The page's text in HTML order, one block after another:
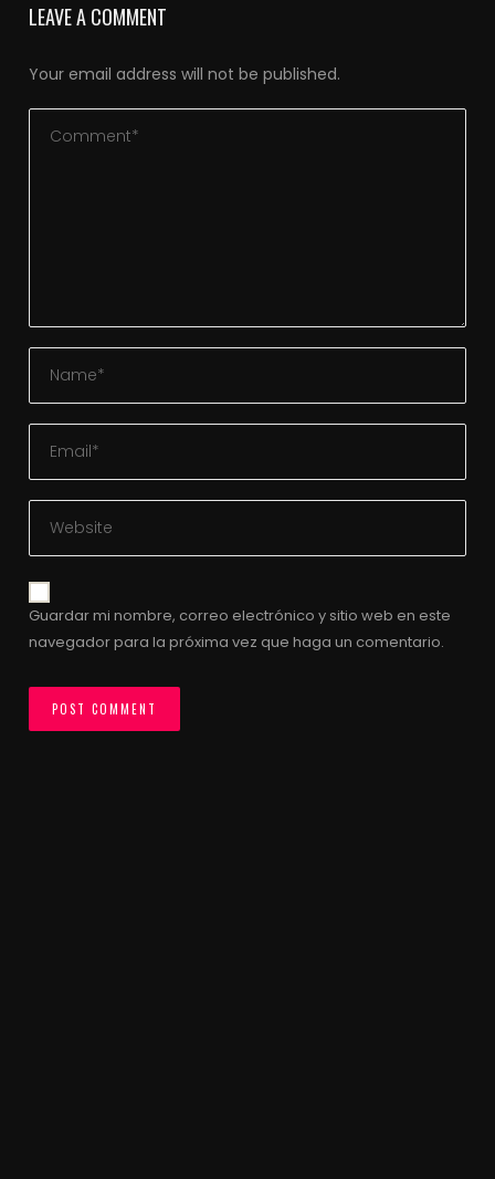
LEAVE A COMMENT
Your email address will not be published.
Guardar mi nombre, correo electrónico y sitio web en este
navegador para la próxima vez que haga un comentario.